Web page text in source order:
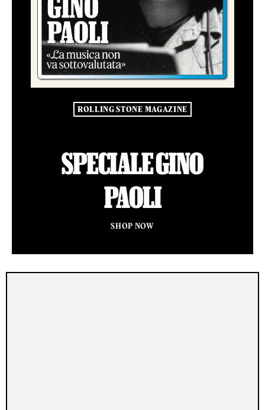
ROLLING STONE MAGAZINE
SPECIALE GINO
PAOLI
SHOP NOW